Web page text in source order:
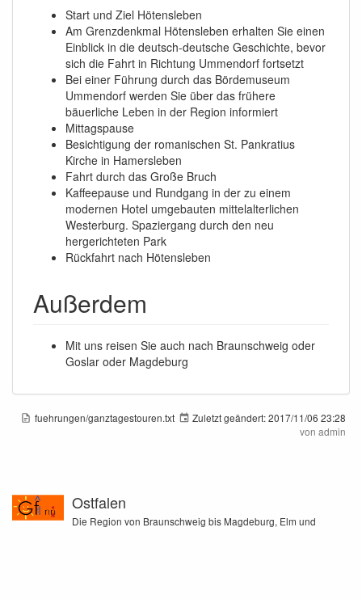
Start und Ziel Hötensleben
Am Grenzdenkmal Hötensleben erhalten Sie einen
Einblick in die deutsch-deutsche Geschichte, bevor
sich die Fahrt in Richtung Ummendorf fortsetzt
Bei einer Führung durch das Bördemuseum
Ummendorf werden Sie über das frühere
bäuerliche Leben in der Region informiert
Mittagspause
Besichtigung der romanischen St. Pankratius
Kirche in Hamersleben
Fahrt durch das Große Bruch
Kaffeepause und Rundgang in der zu einem
modernen Hotel umgebauten mittelalterlichen
Westerburg. Spaziergang durch den neu
hergerichteten Park
Rückfahrt nach Hötensleben
Außerdem
Mit uns reisen Sie auch nach Braunschweig oder
Goslar oder Magdeburg
fuehrungen/ganztagestouren.txt Zuletzt geändert:2017/11/06 23:28
von admin
Ostfalen
Die Region von Braunschweig bis Magdeburg, Elm und